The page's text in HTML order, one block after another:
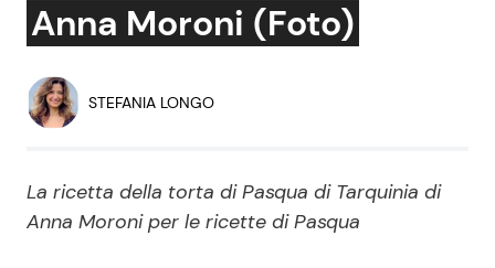
Economia
Persone Scomparse Programmi TV
Anna Moroni (Foto)
STEFANIA LONGO
La ricetta della torta di Pasqua di Tarquinia di
Anna Moroni per le ricette di Pasqua